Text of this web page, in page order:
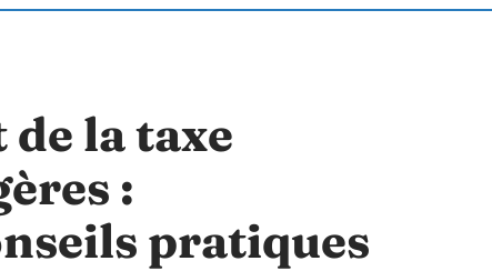
la taxe
:
pratiques